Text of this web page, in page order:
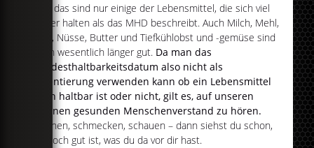
Und das sind nur einige der Lebensmittel, die sich viel
länger halten als das MHD beschreibt. Auch Milch, Mehl,
Brot, Nüsse, Butter und Tiefkühlobst und -gemüse sind
noch wesentlich länger gut. Da man das
Mindesthaltbarkeitsdatum also nicht als
Orientierung verwenden kann ob ein Lebensmittel
noch haltbar ist oder nicht, gilt es, auf unseren
eigenen gesunden Menschenverstand zu hören.
Riechen, schmecken, schauen – dann siehst du schon,
ob noch gut ist, was du da vor dir hast.